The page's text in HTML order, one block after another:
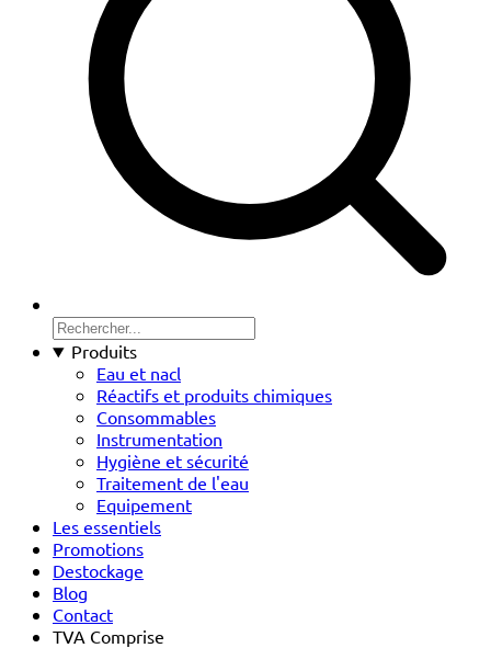
Produits
Eau et nacl
Réactifs et produits chimiques
Consommables
Instrumentation
Hygiène et sécurité
Traitement de l'eau
Equipement
Les essentiels
Promotions
Destockage
Blog
Contact
TVA Comprise